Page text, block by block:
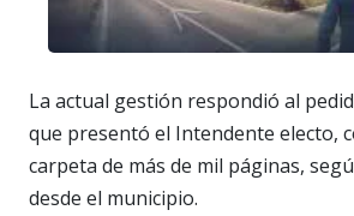
La actual gestión respondió al
que presentó el Intendente electo,
carpeta de más de mil páginas,
desde el municipio.